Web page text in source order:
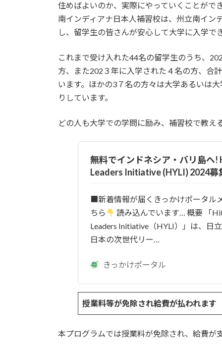
住めばよいのか、実際にやっていくことがで
南インディアナ日本人補習校は、州立南イン
し、留学生の皆さんが安心して大学に入学で
これまで受け入れた44名の留学生のうち、
方、また202３年に入学された４名の方、合
います。ほかの3７名の方々は大学あるいは
りしています。
どの人も大学での学問に励み、補習校で教
無料でインドネシア・バリ島へ!
Leaders Initiative (HYLI) 2024募
■新着情報が届くきっかけポータル
ちら
読み込んでいます… 概要 「
Leaders Initiative（HYLI）」は、日
日本の次世代リー…
きっかけポータル
授業料等が免除され給費が払われます
本プログラムでは授業料が免除され、給費が